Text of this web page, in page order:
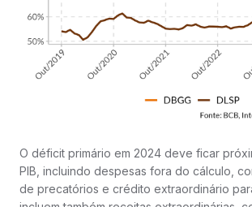
O déficit primário em 2024 deve ficar
PIB, incluindo despesas fora do cálculo,
de precatórios e crédito extraordinário